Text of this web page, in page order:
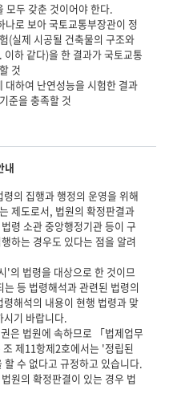
모두 갖춘 것이어야 한다.
(실제 시공될 건축물의 구조와
하 같다)을 한 결과가 국토교통
것
준을 충족할 것
내
의 집행과 행정의 운영을 위해
제도로서, 법원의 확정판결과
령 소관 중앙행정기관 등이 구
하는 경우도 있다는 점을 알려
'의 법령을 대상으로 한 것이므
등 법령해석과 관련된 법령의
해석의 내용이 현행 법령과 맞
시기 바랍니다.
은 법원에 속하므로 「법제업무
제11항제2호에서는 '정립된
수 없다고 규정하고 있습니다.
원의 확정판결이 있는 경우 법